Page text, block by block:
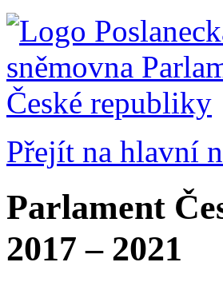
Přejít na hlavní
Parlament
2017 – 2021